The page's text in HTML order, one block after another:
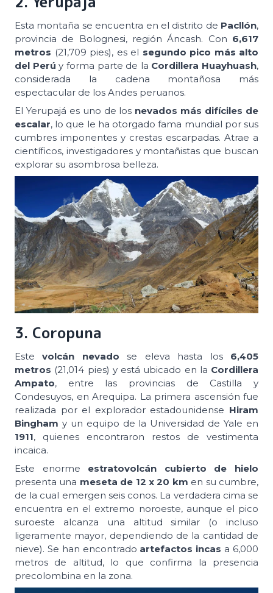
Esta montaña se encuentra en el distrito de Pacllón,
provincia de Bolognesi, región Áncash. Con 6,617
metros (21,709 pies), es el segundo pico más alto
del Perú y forma parte de la Cordillera Huayhuash,
considerada la cadena montañosa más
espectacular de los Andes peruanos.
El Yerupajá es uno de los nevados más difíciles de
escalar, lo que le ha otorgado fama mundial por sus
cumbres imponentes y crestas escarpadas. Atrae a
científicos, investigadores y montañistas que buscan
explorar su asombrosa belleza.
3. Coropuna
Estevolcán nevado se eleva hasta los 6,405
metros (21,014 pies) y está ubicado en la Cordillera
Ampato, entre las provincias de Castilla y
Condesuyos, en Arequipa. La primera ascensión fue
realizada por el explorador estadounidense Hiram
Bingham y un equipo de la Universidad de Yale en
1911, quienes encontraron restos de vestimenta
incaica.
Este enorme estratovolcán cubierto de hielo
presenta una meseta de 12 x 20 km en su cumbre,
de la cual emergen seis conos. La verdadera cima se
encuentra en el extremo noroeste, aunque el pico
suroeste alcanza una altitud similar (o incluso
ligeramente mayor, dependiendo de la cantidad de
nieve). Se han encontrado artefactos incas a 6,000
metros de altitud, lo que confirma la presencia
precolombina en la zona.